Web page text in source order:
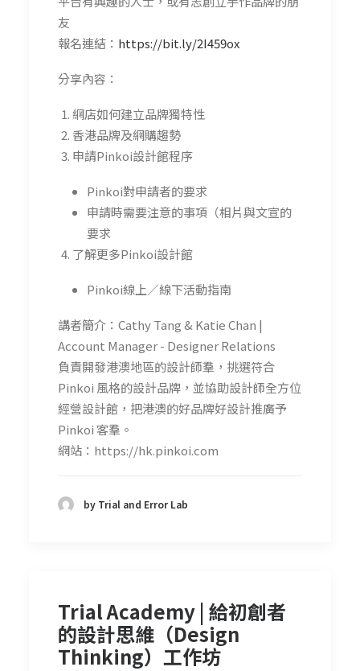
友
報名連結： https://bit.ly/2I459ox
分享內容：
網店如何建立品牌獨特性
香港品牌及網購趨勢
申請Pinkoi設計館程序
Pinkoi對申請者的要求
申請時需要注意的事項（相片與文宣的
要求
了解更多Pinkoi設計館
Pinkoi線上／線下活動指南
講者簡介：Cathy Tang & Katie Chan |
Account Manager - Designer Relations
負責開發港澳地區的設計師羣，挑選符合
Pinkoi 風格的設計品牌，並協助設計師全方位
經營設計館，把港澳的好品牌好設計推廣予
Pinkoi 客羣。
網站：https://hk.pinkoi.com
by Trial and Error Lab
Trial Academy | 給初創者
的設計思維（Design
Thinking）工作坊